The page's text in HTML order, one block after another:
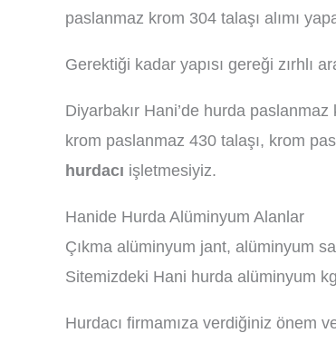
paslanmaz krom 304 talaşı alımı
Gerektiği kadar yapısı gereği zırhlı
Diyarbakır Hani’de hurda
krom paslanmaz 430 talaşı, krom
hurdacı işletmesiyiz.
Hanide Hurda Alüminyum Alanlar
Çıkma alüminyum jant, alüminyum
Sitemizdeki Hani hurda alüminyum
Hurdacı firmamıza verdiğiniz önem